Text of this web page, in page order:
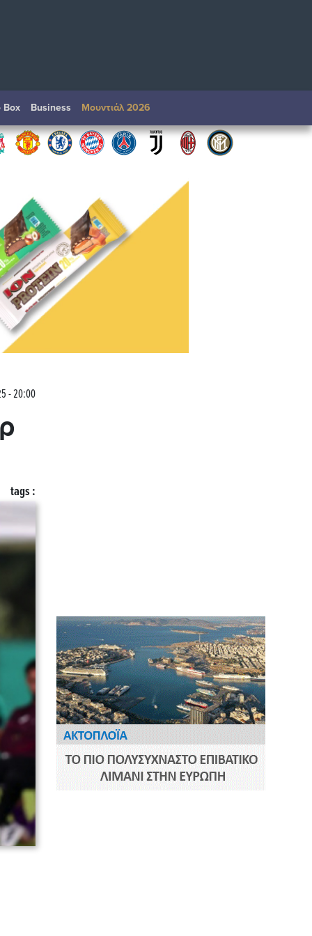
Box Βusiness Μουντιάλ 2026
- 20:00
tags :